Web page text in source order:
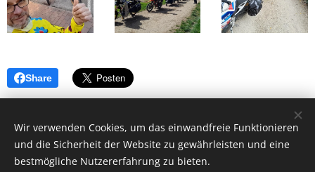
Share
Ballerrosso UG (haftungsbeschränkt), 85253
Wir verwenden Cookies, um das einwandfreie Funktionieren
und die Sicherheit der Website zu gewährleisten und eine
bestmögliche Nutzererfahrung zu bieten.